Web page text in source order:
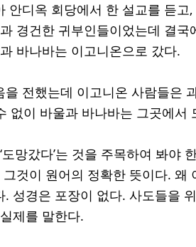
안디옥 회당에서 한 설교를 듣
경건한 귀부인들이었는데 결
바나바는 이고니온으로 갔다.
전했는데 이고니온 사람들은
없이 바울과 바나바는 그곳에서
망갔다’는 것을 주목하여 봐야
것이 원어의 정확한 뜻이다. 왜
성경은 포장이 없다. 사도들을
제를 말한다.